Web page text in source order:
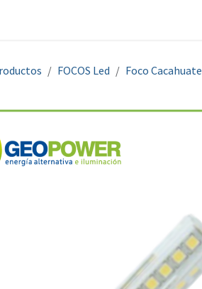
FOCOS Led Foco Cacahuate